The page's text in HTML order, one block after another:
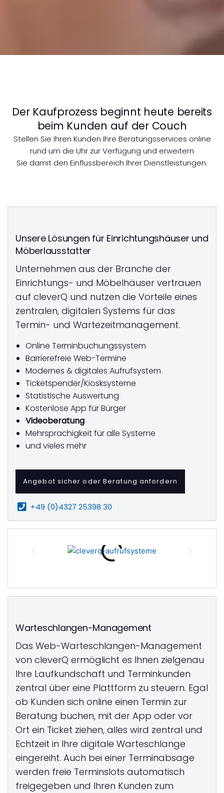
Der Kaufprozess beginnt heute bereits
beim Kunden auf der Couch
Stellen Sie Ihren Kunden Ihre Beratungsservices online
rund um die Uhr zur Verfügung und erweitern
Sie damit den Einflussbereich Ihrer Dienstleistungen.
Unsere Lösungen für Einrichtungshäuser und
Möberlausstatter
Unternehmen aus der Branche der
Einrichtungs- und Möbelhäuser vertrauen
auf cleverQ und nutzen die Vorteile eines
zentralen, digitalen Systems für das
Termin- und Wartezeitmanagement.
Online Terminbuchungssystem
Barrierefreie Web-Termine
Modernes & digitales Aufrufsystem
Ticketspender/Kiosksysteme
Statistische Auswertung
Kostenlose App für Bürger
Videoberatung
Mehrsprachigkeit für alle Systeme
und vieles mehr
Angebot sicher oder Beratung anfordern
+49 (0)4327 25398 30
Warteschlangen-Management
Das Web-Warteschlangen-Management
von cleverQ ermöglicht es Ihnen zielgenau
Ihre Laufkundschaft und Terminkunden
zentral über eine Plattform zu steuern. Egal
ob Kunden sich online einen Termin zur
Beratung buchen, mit der App oder vor
Ort ein Ticket ziehen, alles wird zentral und
Echtzeit in Ihre digitale Warteschlange
eingereiht. Auch bei einer Terminabsage
werden freie Terminslots automatisch
freigegeben und Ihren Kunden zum